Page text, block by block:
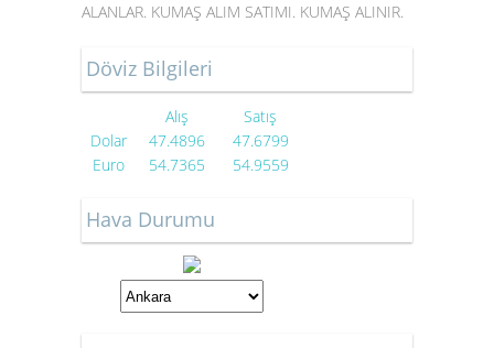
ALANLAR. KUMAŞ ALIM SATIMI. KUMAŞ ALINIR.
Döviz Bilgileri
Alış
Satış
Dolar
47.4896
47.6799
Euro
54.7365 54.9559
Hava Durumu